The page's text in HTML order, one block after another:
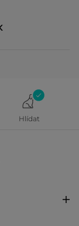
Hlídat